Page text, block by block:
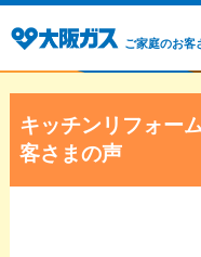
ご家庭のお客
キッチンリフォー
客さまの声